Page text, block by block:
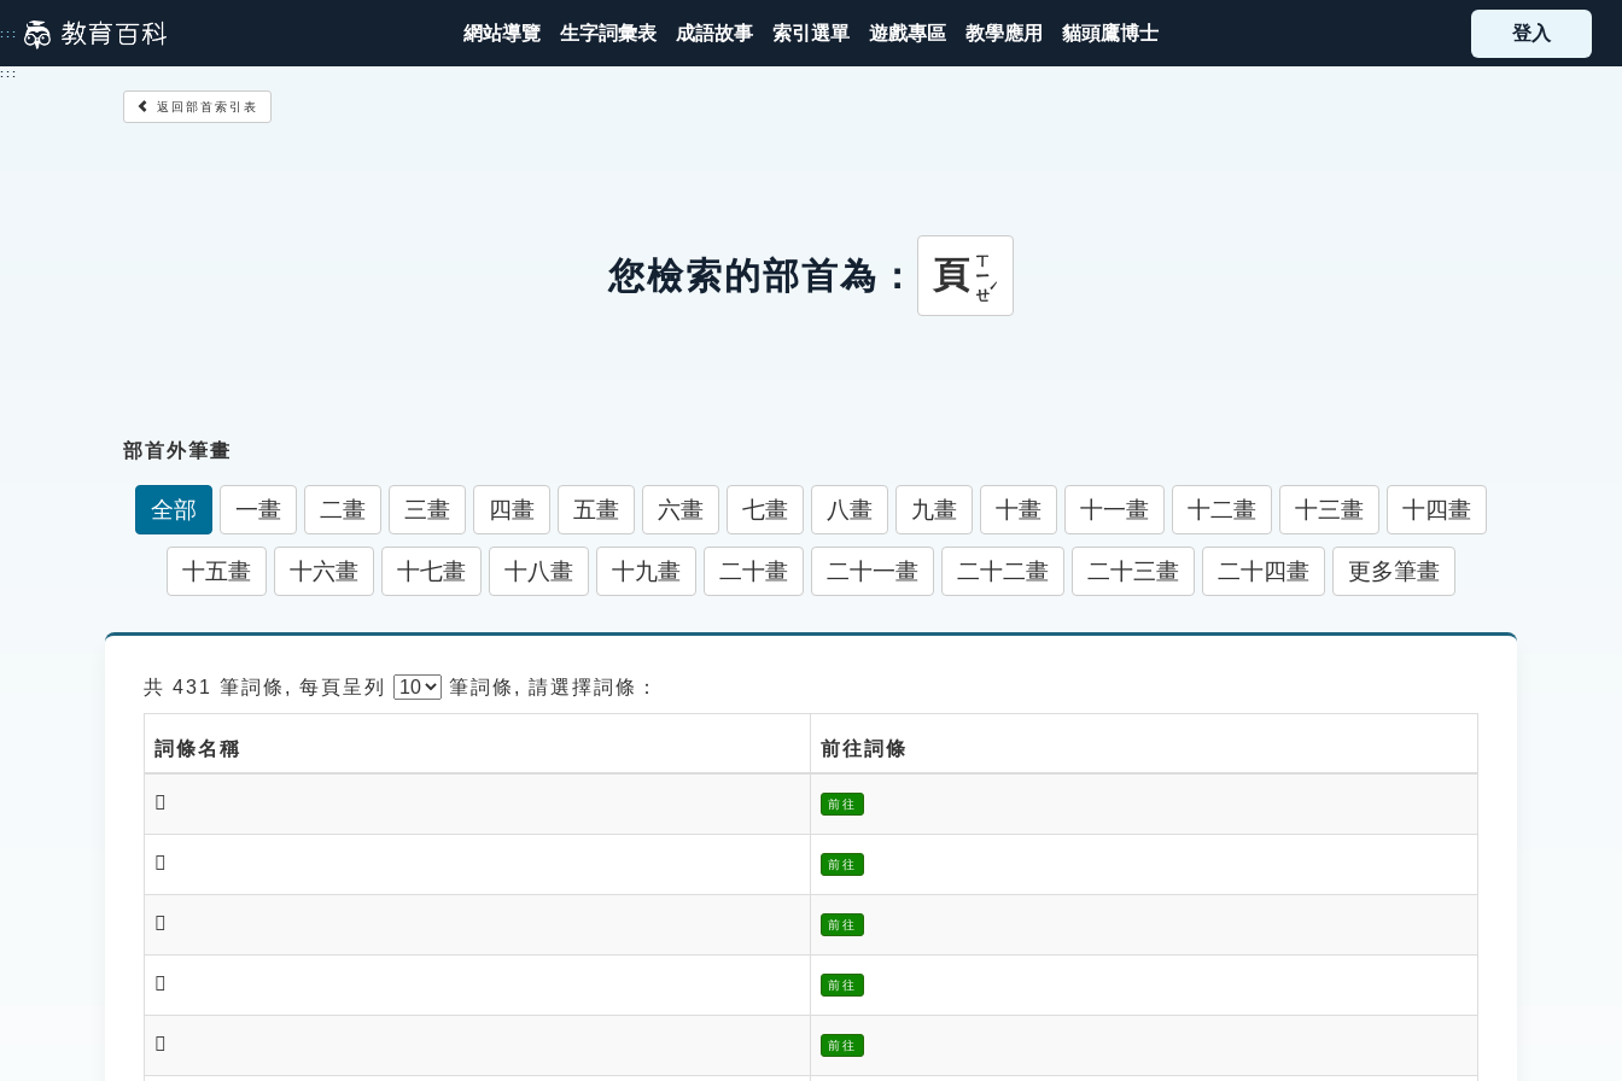
到
主
::: 網站導覽 生字詞彙表 成語故事 索引選單 遊戲專區 教學應用 貓頭鷹博士 登入
:::
返回部首索引表
您檢索的部首為： 頁ㄒㄧㄝˊ
部首外筆畫
全部 一畫 二畫 三畫 四畫 五畫 六畫 七畫 八畫 九畫 十畫 十一畫 十二畫 十三畫 十四畫
十五畫 十六畫 十七畫 十八畫 十九畫 二十畫 二十一畫 二十二畫 二十三畫 二十四畫 更多筆畫
共 431 筆詞條, 每頁呈列 筆詞條, 請選擇詞條：
詞條名稱 前往詞條
𩕩 前往
𩕫 前往
𩕫 前往
𩕬 前往
𩕭 前往